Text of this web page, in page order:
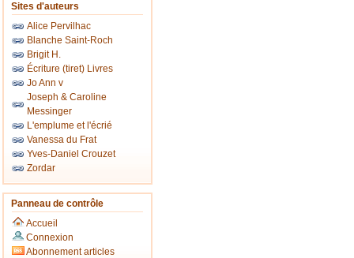
Sites d'auteurs
Alice Pervilhac
Blanche Saint-Roch
Brigit H.
Écriture (tiret) Livres
Jo Ann v
Joseph & Caroline
Messinger
L'emplume et l'écrié
Vanessa du Frat
Yves-Daniel Crouzet
Zordar
Panneau de contrôle
Accueil
Connexion
Abonnement articles